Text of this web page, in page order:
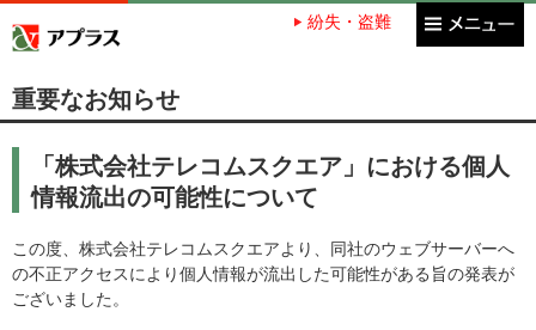
アプラス SBI新生銀行グループ紛失・盗難
重要なお知らせ
「株式会社テレコムスクエア」における個人
情報流出の可能性について
この度、株式会社テレコムスクエアより、同社のウェブサーバーへ
の不正アクセスにより個人情報が流出した可能性がある旨の発表が
ございました。